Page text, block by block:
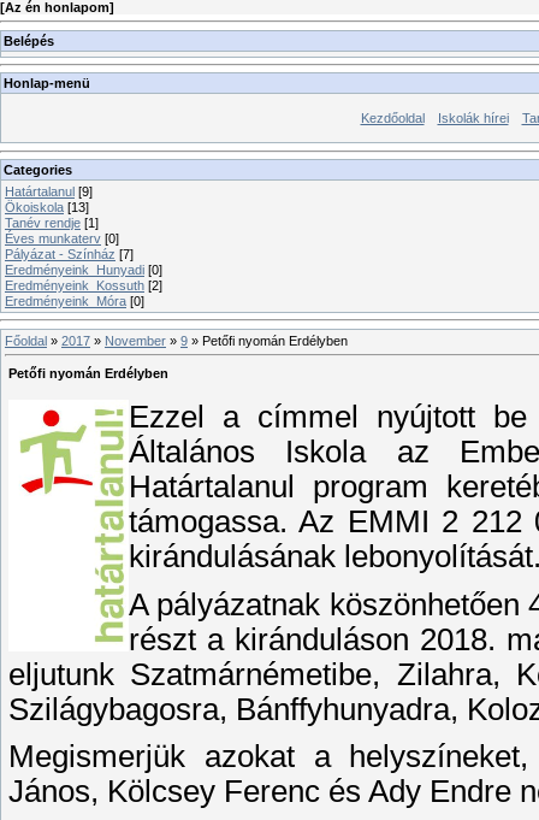
[Az én honlapom]
Belépés
Honlap-menü
Kezdőoldal Iskolák hírei
Categories
Határtalanul [9]
Ökoiskola [13]
Tanév rendje [1]
Éves munkaterv [0]
Pályázat - Színház [7]
Eredményeink_Hunyadi [0]
Eredményeink_Kossuth [2]
Eredményeink_Móra [0]
Főoldal » 2017 » November » 9 » Petőfi nyomán Erdélyben
Petőfi nyomán Erdélyben
Ezzel a címmel nyújtott be
Általános Iskola az
Határtalanul program
támogassa. Az EMMI 2 212
kirándulásának
A pályázatnak köszönhetően
részt a kiránduláson 2018.
eljutunk Szatmárnémetibe, Zilahra,
Szilágybagosra, Bánffyhunyadra,
Megismerjük azokat a
János, Kölcsey Ferenc és Ady Endre